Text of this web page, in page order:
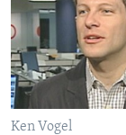
Ken Vogel